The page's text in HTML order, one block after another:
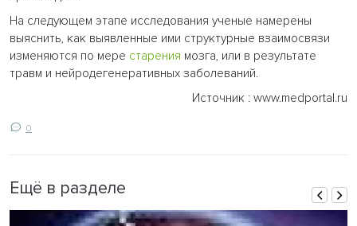
На следующем этапе исследования ученые намерены
выяснить, как выявленные ими структурные взаимосвязи
изменяются по мере старения мозга, или в результате
травм и нейродегенеративных заболеваний.
Источник : www.medportal.ru
0
Ещё в разделе